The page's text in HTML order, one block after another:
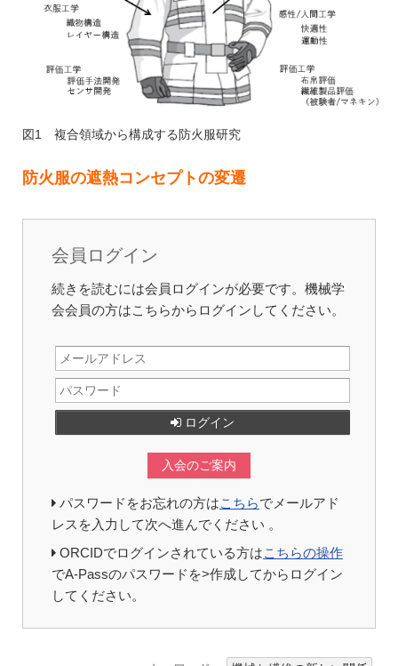
図1 複合領域から構成する防火服研究
防火服の遮熱コンセプトの変遷
会員ログイン
続きを読むには会員ログインが必要です。機械学
会会員の方はこちらからログインしてください。
ログイン
入会のご案内
パスワードをお忘れの方はこちらでメールアド
レスを入力して次へ進んでください 。
ORCIDでログインされている方はこちらの操作
でA-Passのパスワードを>作成してからログイン
してください。